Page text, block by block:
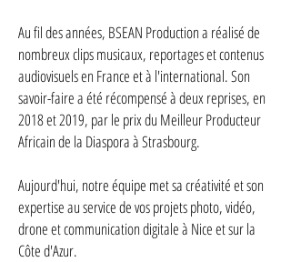
Au fil des années, BSEAN Production a réalisé de
nombreux clips musicaux, reportages et contenus
audiovisuels en France et à l'international. Son
savoir-faire a été récompensé à deux reprises, en
2018 et 2019, par le prix du Meilleur Producteur
Africain de la Diaspora à Strasbourg.
Aujourd'hui, notre équipe met sa créativité et son
expertise au service de vos projets photo, vidéo,
drone et communication digitale à Nice et sur la
Côte d'Azur.